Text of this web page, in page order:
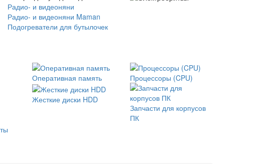
Радио- и видеоняни
Радио- и видеоняни Maman
Подогреватели для бутылочек
Оперативная память Процессоры (CPU)
Жесткие диски HDD
Запчасти для корпусов
ПК